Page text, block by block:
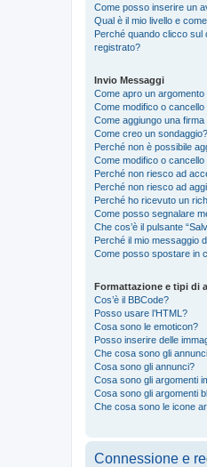
Come posso inserire un
Qual è il mio livello e
Perché quando clicco sul
registrato?
Invio Messaggi
Come apro un
Come modifico o
Come aggiungo una
Come creo un sondaggio?
Perché non è possibile
Come modifico o
Perché non riesco ad
Perché non riesco ad
Perché ho ricevuto un
Come posso segnalare
Che cos’è il pulsante
Perché il mio messaggio
Come posso spostare in
Formattazione e tipi di
Cos’è il BBCode?
Posso usare l’HTML?
Cosa sono le emoticon?
Posso inserire delle
Che cosa sono gli
Cosa sono gli annunci?
Cosa sono gli argomenti
Cosa sono gli argomenti
Che cosa sono le icone
Connessione e